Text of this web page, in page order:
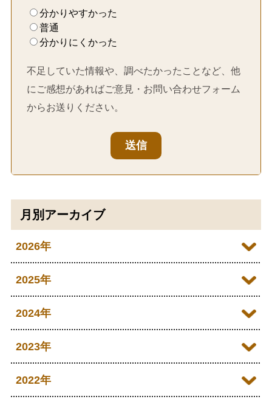
分かりやすかった
普通
分かりにくかった
不足していた情報や、調べたかったことなど、他
にご感想があればご意見・お問い合わせフォーム
からお送りください。
送信
月別アーカイブ
2026年
2026年07月
2026年05月
2026年03月
2025年
2025年12月
2025年10月
2024年
2024年12月
2024年10月
2023年
2023年12月
2022年